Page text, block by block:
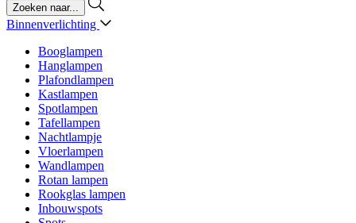
Binnenverlichting
Booglampen
Hanglampen
Plafondlampen
Kastlampen
Spotlampen
Tafellampen
Nachtlampje
Vloerlampen
Wandlampen
Rotan lampen
Rookglas lampen
Inbouwspots